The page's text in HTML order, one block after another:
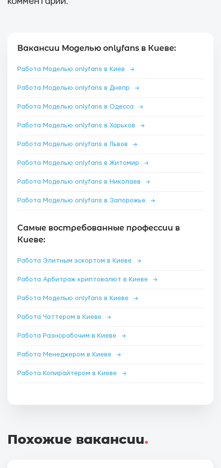
Вакансии Моделью onlyfans в Киеве:
Работа Моделью onlyfans в Киев →
Работа Моделью onlyfans в Днепр →
Работа Моделью onlyfans в Одесса →
Работа Моделью onlyfans в Харьков →
Работа Моделью onlyfans в Львов →
Работа Моделью onlyfans в Житомир →
Работа Моделью onlyfans в Николаев →
Работа Моделью onlyfans в Запорожье →
Самые востребованные профессии в
Киеве:
Работа Элитным эскортом в Киеве →
Работа Арбитраж криптовалют в Киеве →
Работа Моделью onlyfans в Киеве →
Работа Чаттером в Киеве →
Работа Разнорабочим в Киеве →
Работа Менеджером в Киеве →
Работа Копирайтером в Киеве →
Похожие вакансии.